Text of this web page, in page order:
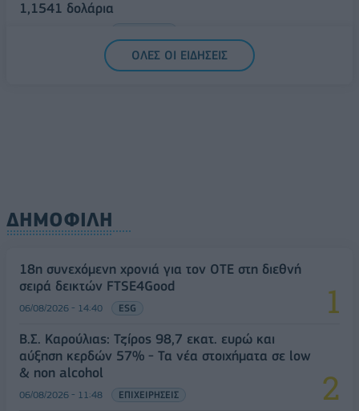
1,1541 δολάρια
ΟΛΕΣ ΟΙ ΕΙΔΗΣΕΙΣ
ΔΗΜΟΦΙΛΗ
18η συνεχόμενη χρονιά για τον ΟΤΕ στη διεθνή
σειρά δεικτών FTSE4Good
06/08/2026 - 14:40 ESG
Β.Σ. Καρούλιας: Τζίρος 98,7 εκατ. ευρώ και
αύξηση κερδών 57% - Τα νέα στοιχήματα σε low
& non alcohol
06/08/2026 - 11:48 ΕΠΙΧΕΙΡΗΣΕΙΣ